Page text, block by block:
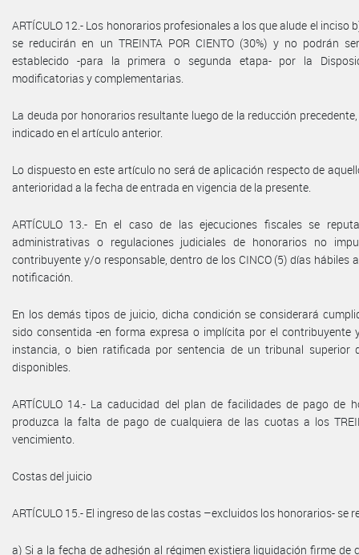
ARTÍCULO 12.- Los honorarios profesionales a los que alude el inciso
se reducirán en un TREINTA POR CIENTO (30%) y no podrán
establecido -para la primera o segunda etapa- por la
modificatorias y complementarias.
La deuda por honorarios resultante luego de la reducción
indicado en el artículo anterior.
Lo dispuesto en este artículo no será de aplicación respecto de
anterioridad a la fecha de entrada en vigencia de la presente.
ARTÍCULO 13.- En el caso de las ejecuciones fiscales se
administrativas o regulaciones judiciales de honorarios no
contribuyente y/o responsable, dentro de los CINCO (5) días hábiles
notificación.
En los demás tipos de juicio, dicha condición se considerará
sido consentida -en forma expresa o implícita por el contribuyente
instancia, o bien ratificada por sentencia de un tribunal superior
disponibles.
ARTÍCULO 14.- La caducidad del plan de facilidades de pago de
produzca la falta de pago de cualquiera de las cuotas a los
vencimiento.
Costas del juicio
ARTÍCULO 15.- El ingreso de las costas –excluidos los honorarios- se
a) Si a la fecha de adhesión al régimen existiera liquidación firme de